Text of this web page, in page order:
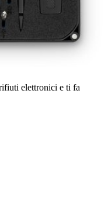
elettronici e ti fa